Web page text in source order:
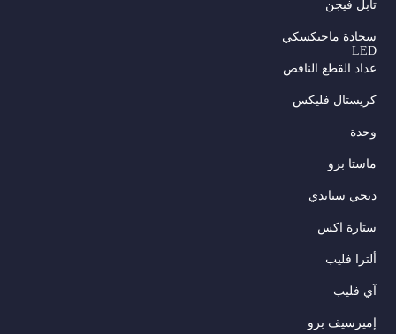
تابل فيجن
سجادة ماجيكسكي
LED
عداد القطع الناقص
كريستال فليكس
وحدة
ماستا برو
ديجي ستاندي
ستارة اكس
ألترا فليب
آي فليب
إميرسيف برو